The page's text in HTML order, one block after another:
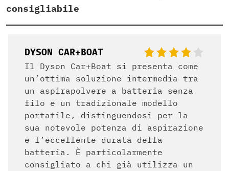
consigliabile
DYSON CAR+BOAT
Il Dyson Car+Boat si presenta come
un’ottima soluzione intermedia tra
un aspirapolvere a batteria senza
filo e un tradizionale modello
portatile, distinguendosi per la
sua notevole potenza di aspirazione
e l’eccellente durata della
batteria. È particolarmente
consigliato a chi già utilizza un